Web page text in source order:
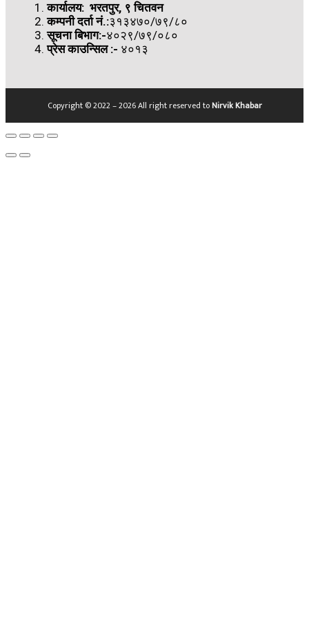
कार्यालय: भरतपुर, ९ चितवन
कम्पनी दर्ता नं.:३१३४७०/७९/८०
सूचना बिभाग:-४०२९/७९/०८०
प्रेस काउन्सिल:- ४०१३
Copyright © 2022 – 2026 All right reserved toNirvik Khabar